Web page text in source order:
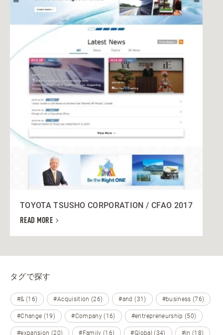
TOYOTA TSUSHO CORPORATION / CFAO 2017
READ MORE
タグで探す
#& (16) #Acquisition (26) #and (31) #business (76)
#Change (19) #Company (16) #entrepreneurship (50)
#expansion (20) #Family (16) #Global (34) #in (18)